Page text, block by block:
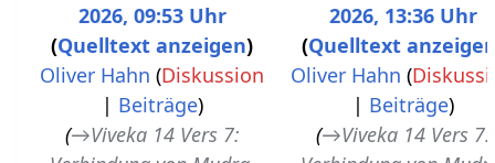
2026, 09:53 Uhr
Quelltext anzeigen
Oliver Hahn (Diskussion
| Beiträge)
→Viveka 14 Vers 7:
2026, 13:36 Uhr
Quelltext
Oliver Hahn (
| Beiträge)
→Viveka 14 Vers 7: